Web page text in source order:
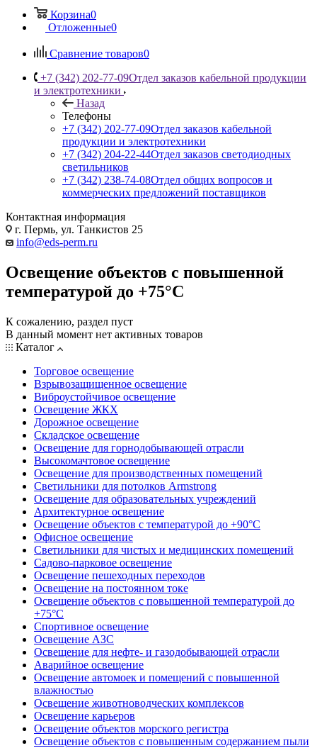
Корзина0
Отложенные0
Сравнение товаров0
+7 (342) 202-77-09Отдел заказов кабельной продукции
и электротехники
Назад
Телефоны
+7 (342) 202-77-09Отдел заказов кабельной
продукции и электротехники
+7 (342) 204-22-44Отдел заказов светодиодных
светильников
+7 (342) 238-74-08Отдел общих вопросов и
коммерческих предложений поставщиков
Контактная информация
г. Пермь, ул. Танкистов 25
info@eds-perm.ru
Освещение объектов с повышенной
температурой до +75°C
К сожалению, раздел пуст
В данный момент нет активных товаров
Каталог
Торговое освещение
Взрывозащищенное освещение
Виброустойчивое освещение
Освещение ЖКХ
Дорожное освещение
Складское освещение
Освещение для горнодобывающей отрасли
Высокомачтовое освещение
Освещение для производственных помещений
Светильники для потолков Armstrong
Освещение для образовательных учреждений
Архитектурное освещение
Освещение объектов с температурой до +90°С
Офисное освещение
Светильники для чистых и медицинских помещений
Садово-парковое освещение
Освещение пешеходных переходов
Освещение на постоянном токе
Освещение объектов с повышенной температурой до
+75°C
Спортивное освещение
Освещение АЗС
Освещение для нефте- и газодобывающей отрасли
Аварийное освещение
Освещение автомоек и помещений с повышенной
влажностью
Освещение животноводческих комплексов
Освещение карьеров
Освещение объектов морского регистра
Освещение объектов с повышенным содержанием пыли